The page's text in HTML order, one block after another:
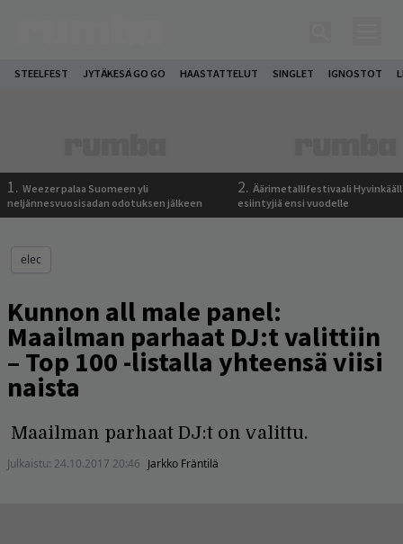
STEELFEST JYTÄKESÄ GO GO HAASTATTELUT SINGLET IGNOSTOT
1. Weezer palaa Suomeen yli
neljännesvuosisadan odotuksen jälkeen
2. Äärimetallifestivaali
esiintyjiä ensi vuodelle
elec
Kunnon all male panel:
Maailman parhaat DJ:t valittiin
– Top 100 -listalla yhteensä viisi
naista
Maailman parhaat DJ:t on valittu.
Julkaistu: 24.10.2017 20:46 Jarkko Fräntilä